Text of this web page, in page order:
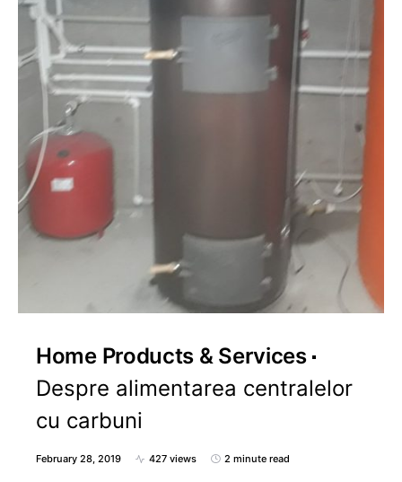
Home Products & Services
Despre alimentarea centralelor
cu carbuni
February 28, 2019 427 views 2 minute read